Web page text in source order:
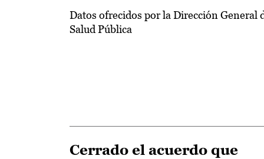
Datos ofrecidos por la Dirección General
Salud Pública
Cerrado el acuerdo que